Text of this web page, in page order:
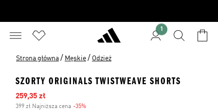
1
Strona główna / Męskie / Odzież
SZORTY ORIGINALS TWISTWEAVE SHORTS
Ceny na wyprzedaży
259,35 zł
399 zł Najniższa cena -35%